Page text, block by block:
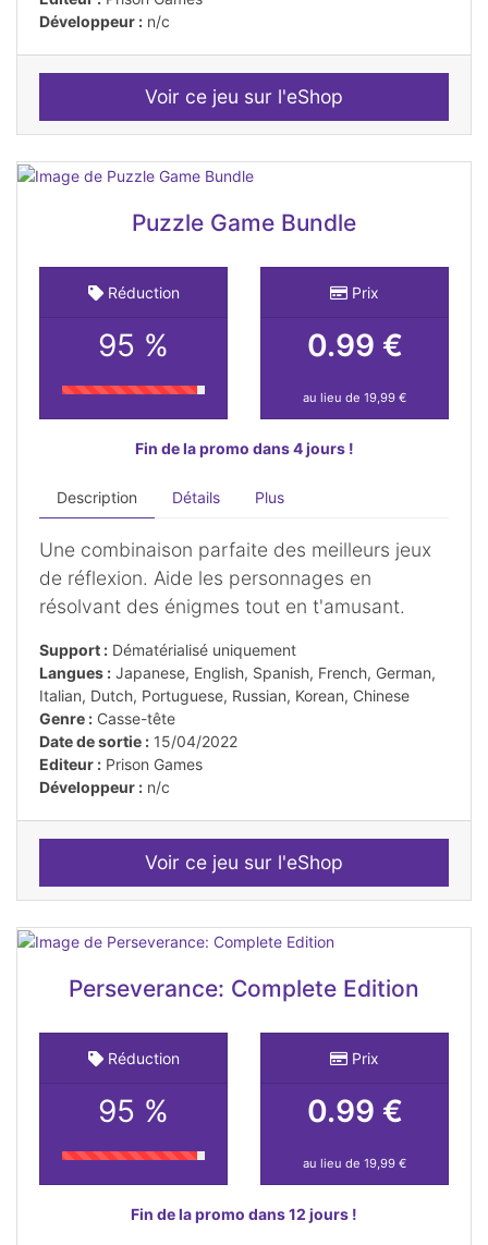
Développeur : n/c
Voir ce jeu sur l'eShop
Puzzle Game Bundle
Réduction
95 %
Prix
0.99 €
au lieu de 19,99 €
Fin de la promo dans 4 jours !
Description Détails Plus
Une combinaison parfaite des meilleurs jeux
de réflexion. Aide les personnages en
résolvant des énigmes tout en t'amusant.
Support : Dématérialisé uniquement
Langues : Japanese, English, Spanish, French, German,
Italian, Dutch, Portuguese, Russian, Korean, Chinese
Genre : Casse-tête
Date de sortie : 15/04/2022
Editeur : Prison Games
Développeur : n/c
Voir ce jeu sur l'eShop
Perseverance: Complete Edition
Réduction
95 %
Prix
0.99 €
au lieu de 19,99 €
Fin de la promo dans 12 jours !